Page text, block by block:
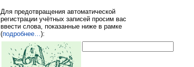
Для предотвращения автоматической
регистрации учётных записей просим вас
ввести слова, показанные ниже в рамке
(подробнее… ):